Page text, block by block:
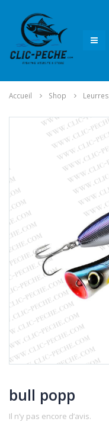
Accueil Shop Leurres
bull popp
Il n’y pas encore d’avis.